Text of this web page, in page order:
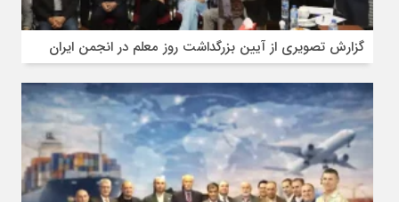
گزارش تصویری از آیین بزرگداشت روز معلم در انجمن ایران